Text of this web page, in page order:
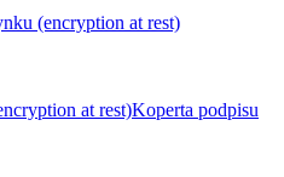
(encryption at rest)
at rest)Koperta podpisu